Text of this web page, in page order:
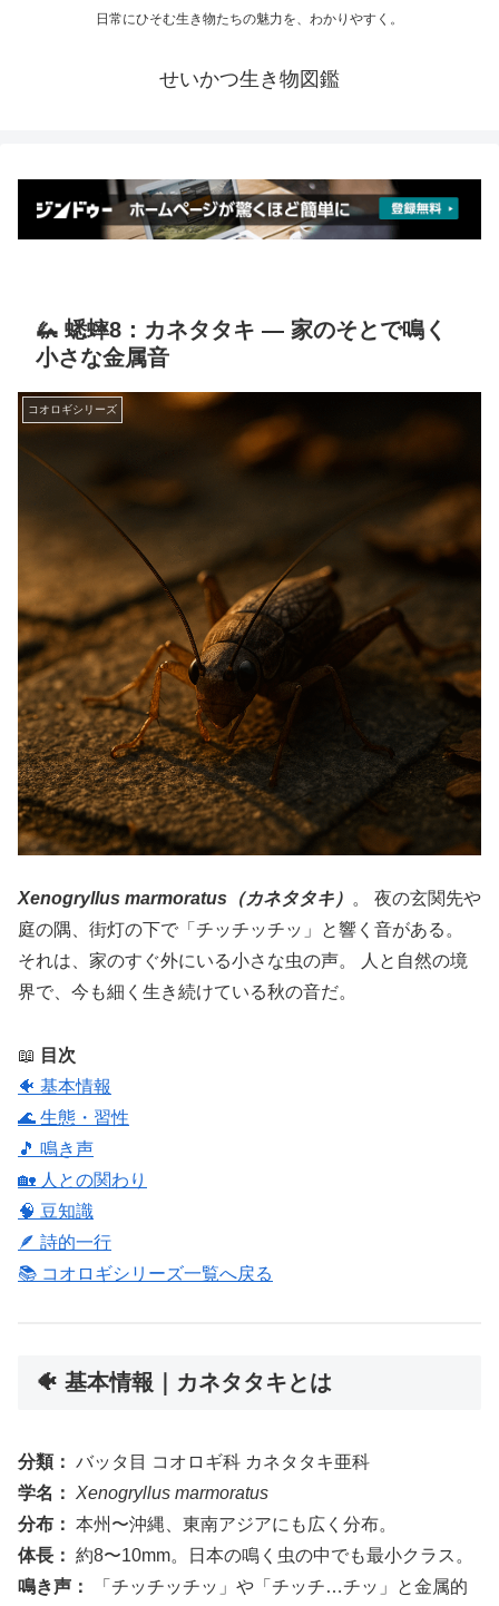
日常にひそむ生き物たちの魅力を、わかりやすく。
せいかつ生き物図鑑
🦗 蟋蟀8：カネタタキ ― 家のそとで鳴く
小さな金属音
コオロギシリーズ
Xenogryllus marmoratus（カネタタキ） 。 夜の玄関先や
庭の隅、街灯の下で「チッチッチッ」と響く音がある。
それは、家のすぐ外にいる小さな虫の声。 人と自然の境
界で、今も細く生き続けている秋の音だ。
📖 目次
🐠 基本情報
🌊 生態・習性
🎵 鳴き声
🏡 人との関わり
🧠 豆知識
🪶 詩的一行
📚 コオロギシリーズ一覧へ戻る
🐠 基本情報｜カネタタキとは
分類： バッタ目 コオロギ科 カネタタキ亜科
学名： Xenogryllus marmoratus
分布： 本州〜沖縄、東南アジアにも広く分布。
体長： 約8〜10mm。日本の鳴く虫の中でも最小クラス。
鳴き声：
「チッチッチッ」や「チッチ…チッ」と金属的